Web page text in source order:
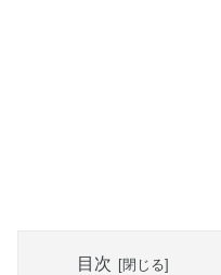
目次